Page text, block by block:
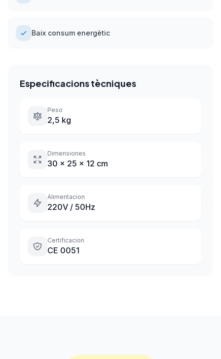
Baix consum energètic
Especificacions tècniques
Peso
2,5 kg
Dimensiones
30 x 25 x 12 cm
Alimentacion
220V / 50Hz
Certificacion
CE 0051